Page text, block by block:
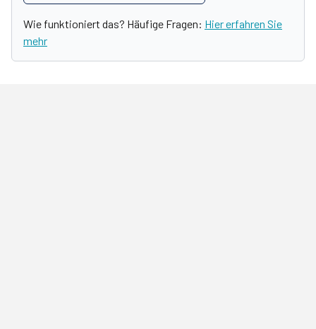
Wie funktioniert das? Häufige Fragen: Hier erfahren Sie
mehr